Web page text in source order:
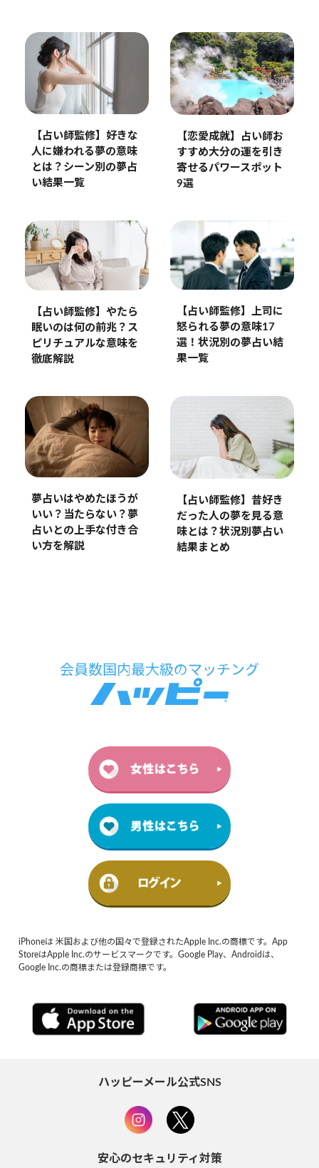
【占い師監修】好きな
人に嫌われる夢の意味
とは？シーン別の夢占
い結果一覧
【恋愛成就】占い師お
すすめ大分の運を引き
寄せるパワースポット
9選
【占い師監修】やたら
眠いのは何の前兆？ス
ピリチュアルな意味を
徹底解説
【占い師監修】上司に
怒られる夢の意味17
選！状況別の夢占い結
果一覧
夢占いはやめたほうが
いい？当たらない？夢
占いとの上手な付き合
い方を解説
【占い師監修】昔好き
だった人の夢を見る意
味とは？状況別夢占い
結果まとめ
iPhoneは 米国および他の国々で登録されたApple Inc.の商標です。App
StoreはApple Inc.のサービスマークです。Google Play、Androidは、
Google Inc.の商標または登録商標です。
ハッピーメール公式SNS
安心のセキュリティ対策